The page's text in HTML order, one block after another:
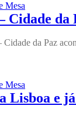
Mesa
da
da Paz
Mesa
Lisboa e